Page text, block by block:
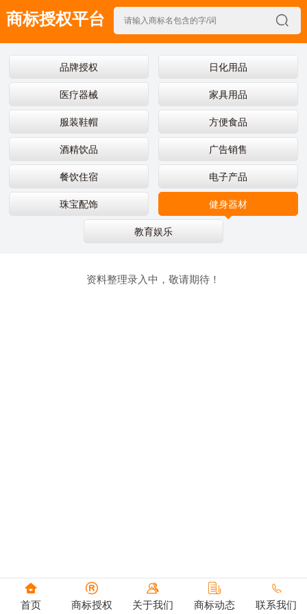
商标授权平台 
NEWS
品牌授权 日化用品
医疗器械 家具用品
服装鞋帽 方便食品
酒精饮品 广告销售
餐饮住宿 电子产品
珠宝配饰 健身器材
教育娱乐
资料整理录入中，敬请期待！

首页

商标授权

关于我们

商标动态

联系我们